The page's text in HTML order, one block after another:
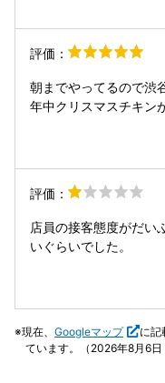
評価：
朝までやってるので渋
年中クリスマスチキン
評価：
店員の接客態度がだい
いぐらいでした。
現在、 Googleマップ
に記
ています。（2026年8月6日